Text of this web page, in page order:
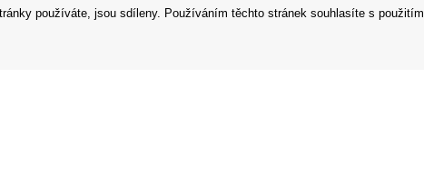
používáte, jsou sdíleny. Používáním těchto stránek souhlasíte s použitím